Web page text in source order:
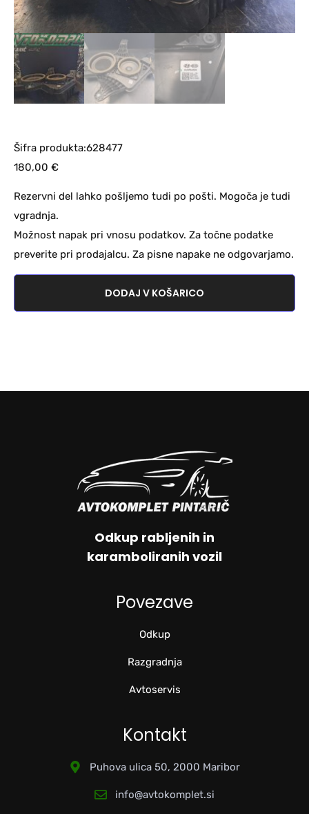
Šifra produkta:628477
180,00 €
Rezervni del lahko pošljemo tudi po pošti. Mogoča je tudi
vgradnja.
Možnost napak pri vnosu podatkov. Za točne podatke
preverite pri prodajalcu. Za pisne napake ne odgovarjamo.
DODAJ V KOŠARICO
Odkup rabljenih in
karamboliranih vozil
Povezave
Odkup
Razgradnja
Avtoservis
Kontakt
Puhova ulica 50, 2000 Maribor
info@avtokomplet.si